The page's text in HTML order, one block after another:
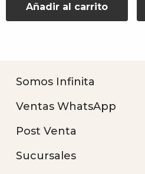
Añadir al carrito
Somos Infinita
Ventas WhatsApp
Post Venta
Sucursales